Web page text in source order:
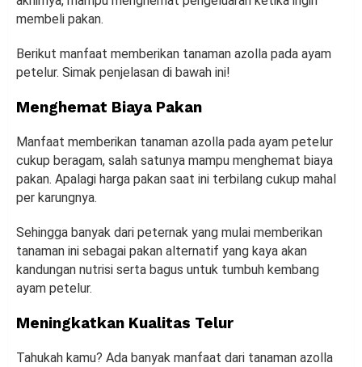
membeli pakan.
Berikut manfaat memberikan tanaman azolla pada ayam
petelur. Simak penjelasan di bawah ini!
Menghemat Biaya Pakan
Manfaat memberikan tanaman azolla pada ayam petelur
cukup beragam, salah satunya mampu menghemat biaya
pakan. Apalagi harga pakan saat ini terbilang cukup mahal
per karungnya.
Sehingga banyak dari peternak yang mulai memberikan
tanaman ini sebagai pakan alternatif yang kaya akan
kandungan nutrisi serta bagus untuk tumbuh kembang
ayam petelur.
Meningkatkan Kualitas Telur
Tahukah kamu? Ada banyak manfaat dari tanaman azolla